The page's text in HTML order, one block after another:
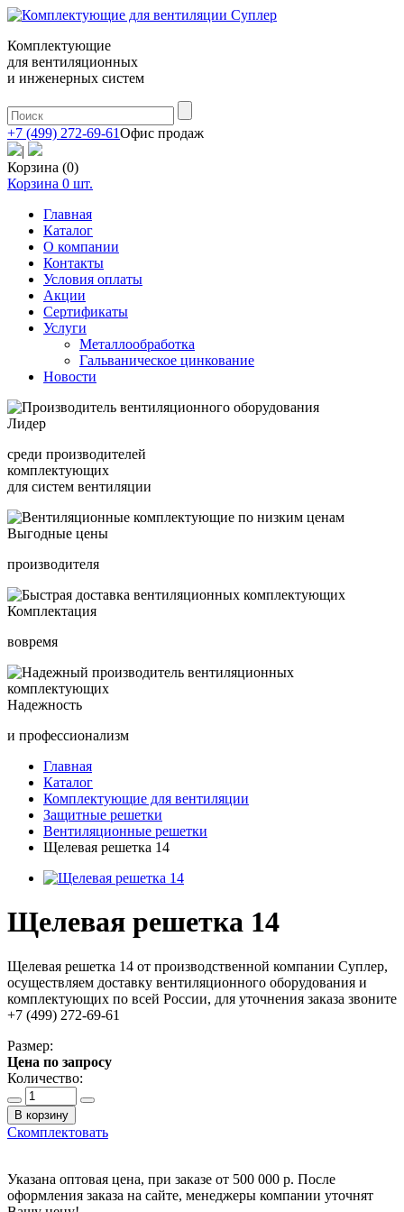
Комплектующие
для вентиляционных
и инженерных систем
+7 (499) 272-69-61Офис продаж
|
Корзина (0)
Корзина 0 шт.
Главная
Каталог
О компании
Контакты
Условия оплаты
Акции
Сертификаты
Услуги
Металлообработка
Гальваническое цинкование
Новости
Лидер
среди производителей
комплектующих
для систем вентиляции
Выгодные цены
производителя
Комплектация
вовремя
Надежность
и профессионализм
Главная
Каталог
Комплектующие для вентиляции
Защитные решетки
Вентиляционные решетки
Щелевая решетка 14
Щелевая решетка 14
Щелевая решетка 14 от производственной компании Суплер,
осуществляем доставку вентиляционного оборудования и
комплектующих по всей России, для уточнения заказа звоните
+7 (499) 272-69-61
Размер:
Цена по запросу
Количество:
В корзину
Скомплектовать
Указана оптовая цена, при заказе от 500 000 р. После
оформления заказа на сайте, менеджеры компании уточнят